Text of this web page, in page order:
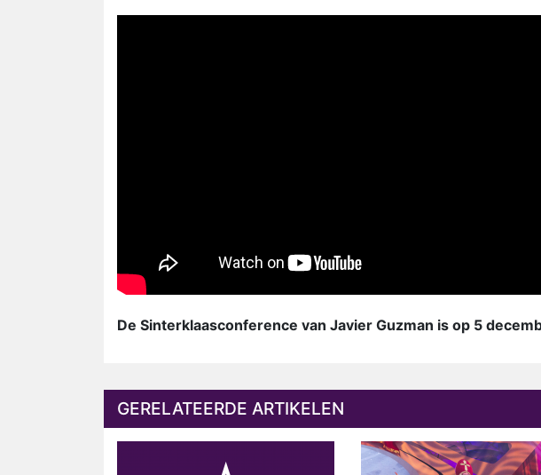
De Sinterklaasconference van Javier Guzman is op 5
GERELATEERDE ARTIKELEN